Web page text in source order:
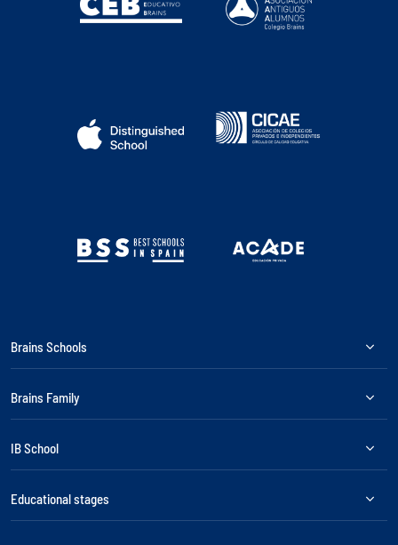
Brains Schools
Brains Family
IB School
Educational stages